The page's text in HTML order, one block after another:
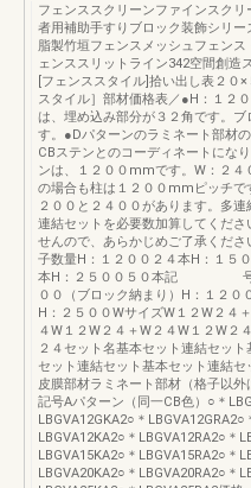
フェンススクリーンファインスク
者用補助手すりブロック装飾シリー
脂製竹垣フェンスメッシュフェン
ェンススリットライン342空間創造
[フェンススタイル]拾い出し表２０
スタイル］部材価格表／●H：１２
は、埋め込み部分が３２角です。
す。●Dパターンのラミネート部材
CBステンとのコーディネートにな
ンは、１２００mmです。W：２４
の場合も柱は１２００mmピッチで
２００と２４００があります。多
連結セットを必要数加算してくださ
せんので、あらかじめご了承くだ
子数量H：１２００２４本H：１５
本H：２５００５０本記 号種
００（ブロック納まり）H：１２０
H：２５００WサイズW１２W２４
４W１２W２４＋W２４W１２W２
２４セット名基本セット連結セッ
セット連結セット基本セット連結セ
皮膜部材ラミネート部材（格子以外
記号Aパターン（同一CB色）○＊
LBGVA12GKA2○＊LBGVA12GRA2○
LBGVA12KA2○＊LBGVA12RA2○＊
LBGVA15KA2○＊LBGVA15RA2○＊
LBGVA20KA2○＊LBGVA20RA2○＊